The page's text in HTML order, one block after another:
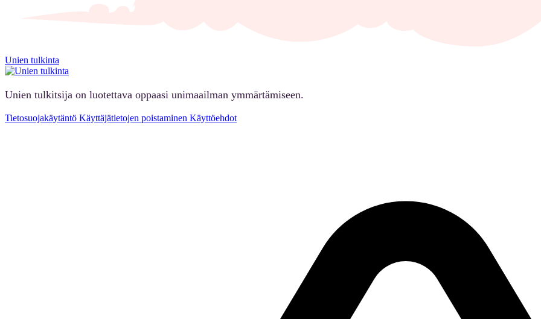
Unien tulkinta
Unien tulkitsija on luotettava oppaasi unimaailman ymmärtämiseen.
Tietosuojakäytäntö Käyttäjätietojen poistaminen Käyttöehdot